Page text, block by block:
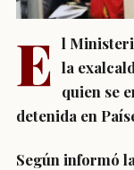
E l
la
quien se
detenida en
Según informó